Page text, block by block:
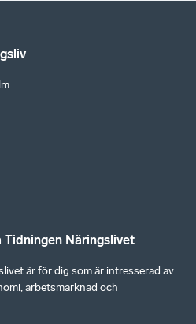
Tidningen Näringslivet
är för dig som är intresserad av
arbetsmarknad och